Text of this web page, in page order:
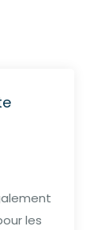
les